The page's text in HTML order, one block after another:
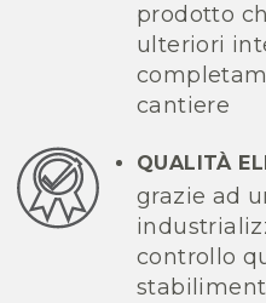
prodotto
ulteriori
cantiere
QUALITÀ
grazie ad
controllo